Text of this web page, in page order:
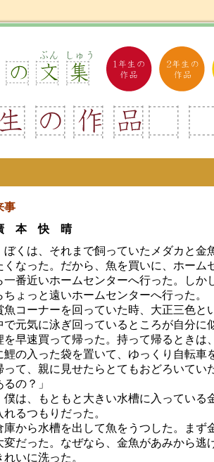
事
本 快 晴
くは、それまで飼っていたメダカと金
くなった。だから、魚を買いに、ホーム
番近いホームセンターへ行った。しか
ょっと遠いホームセンターへ行った。
コーナーを回っていた時、大正三色と
で元気に泳ぎ回っているところが自分
を早速買って帰った。持って帰るときは
鯉の入った袋を置いて、ゆっくり自転車
て、親に見せたらとてもおどろいてい
の？」
僕は、もともと大きい水槽に入ってい
るつもりだった。
から水槽を出して魚をうつした。まず
変だった。なぜなら、金魚があみから逃
いに洗った。